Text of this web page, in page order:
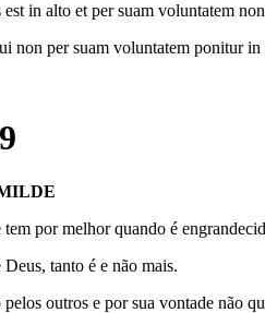
in alto et per suam voluntatem
non per suam voluntatem ponitur in
por melhor quando é
tanto é e não mais.
outros e por sua vontade não